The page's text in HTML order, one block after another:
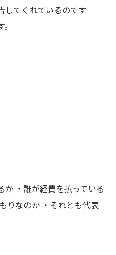
してくれているのです
か ・誰が経費を払っている
りなのか ・それとも代表